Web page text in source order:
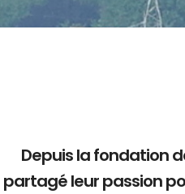
Depuis la fondation
partagé leur passion